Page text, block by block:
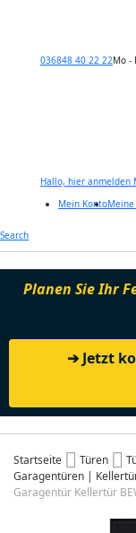
036848 40 22 22Mo -
Hallo, hier anmelden
Mein Konto
Search
Planen Sie Ihr
➔ Jetzt
Startseite Türen
Garagentüren |
Garagentür Kellertür